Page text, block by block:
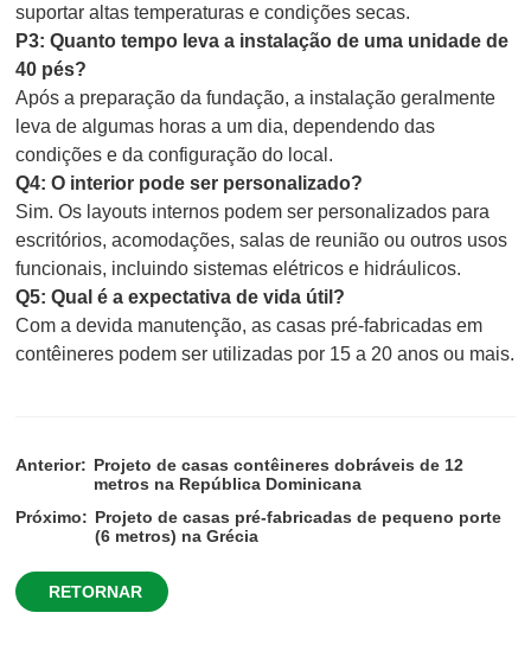
suportar altas temperaturas e condições secas.
P3: Quanto tempo leva a instalação de uma unidade de
40 pés?
Após a preparação da fundação, a instalação geralmente
leva de algumas horas a um dia, dependendo das
condições e da configuração do local.
Q4: O interior pode ser personalizado?
Sim. Os layouts internos podem ser personalizados para
escritórios, acomodações, salas de reunião ou outros usos
funcionais, incluindo sistemas elétricos e hidráulicos.
Q5: Qual é a expectativa de vida útil?
Com a devida manutenção, as casas pré-fabricadas em
contêineres podem ser utilizadas por 15 a 20 anos ou mais.
Anterior: Projeto de casas contêineres dobráveis de 12
metros na República Dominicana
Próximo: Projeto de casas pré-fabricadas de pequeno porte
(6 metros) na Grécia
RETORNAR